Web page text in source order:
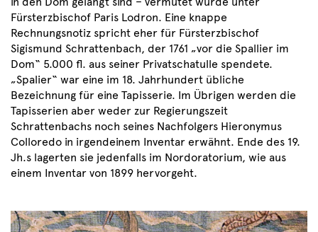
Fürsterzbischof Paris Lodron. Eine knappe
Rechnungsnotiz spricht eher für Fürsterzbischof
Sigismund Schrattenbach, der 1761 „vor die Spallier im
Dom“ 5.000 fl. aus seiner Privatschatulle spendete.
„Spalier“ war eine im 18. Jahrhundert übliche
Bezeichnung für eine Tapisserie. Im Übrigen werden die
Tapisserien aber weder zur Regierungszeit
Schrattenbachs noch seines Nachfolgers Hieronymus
Colloredo in irgendeinem Inventar erwähnt. Ende des 19.
Jh.s lagerten sie jedenfalls im Nordoratorium, wie aus
einem Inventar von 1899 hervorgeht.